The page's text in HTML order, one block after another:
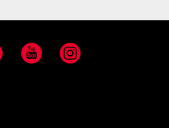
YouTube Instagram